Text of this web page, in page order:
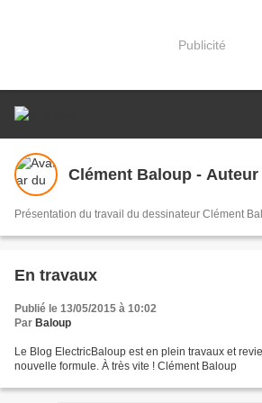
Publicité
Clément Baloup - Auteur
Présentation du travail du dessinateur Clément
En travaux
Publié le 13/05/2015 à 10:02
Par Baloup
Le Blog ElectricBaloup est en plein travaux et
nouvelle formule. À très vite ! Clément Baloup